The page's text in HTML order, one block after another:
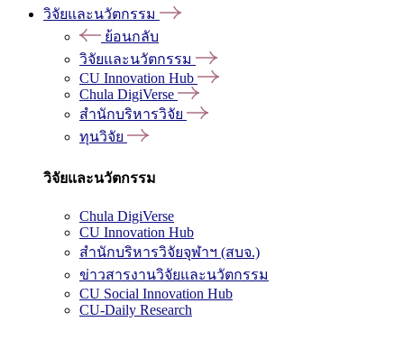
วิจัยและนวัตกรรม
ย้อนกลับ
วิจัยและนวัตกรรม
CU Innovation Hub
Chula DigiVerse
สำนักบริหารวิจัย
ทุนวิจัย
วิจัยและนวัตกรรม
Chula DigiVerse
CU Innovation Hub
สำนักบริหารวิจัยจุฬาฯ (สบจ.)
ข่าวสารงานวิจัยและนวัตกรรม
CU Social Innovation Hub
CU-Daily Research